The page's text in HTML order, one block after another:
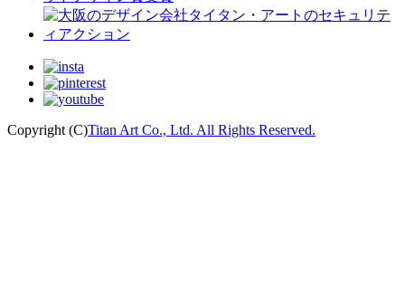
Copyright (C)Titan Art Co., Ltd. All Rights Reserved.